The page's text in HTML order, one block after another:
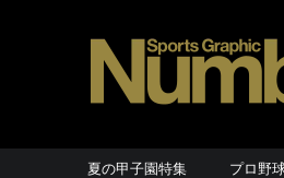
夏の甲子園特集 プロ野